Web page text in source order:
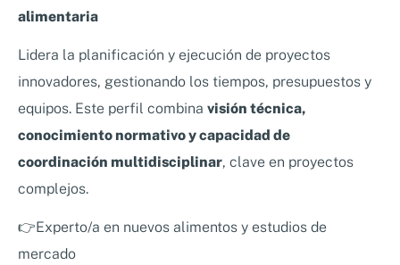
alimentaria
Lidera la planificación y ejecución de proyectos
innovadores, gestionando los tiempos, presupuestos y
equipos. Este perfil combina visión técnica,
conocimiento normativo y capacidad de
coordinación multidisciplinar, clave en proyectos
complejos.
👉Experto/a en nuevos alimentos y estudios de
mercado